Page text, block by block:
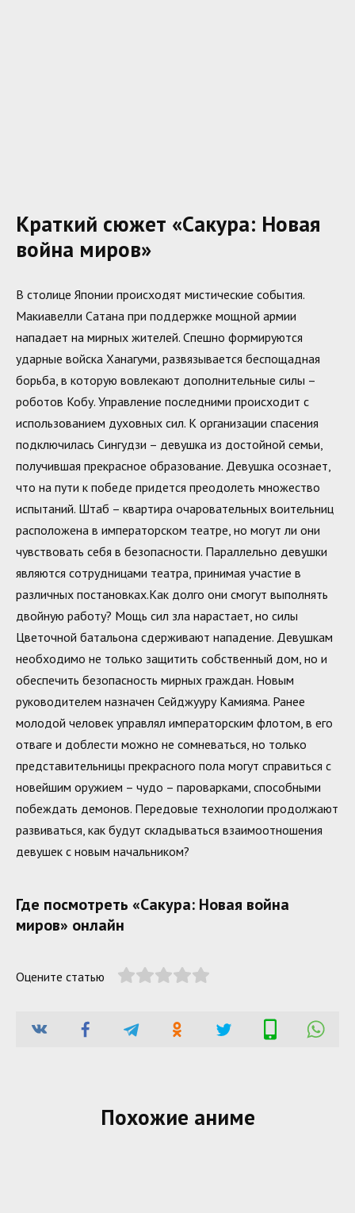
Краткий сюжет «Сакура: Новая
война миров»
В столице Японии происходят мистические события.
Макиавелли Сатана при поддержке мощной армии
нападает на мирных жителей. Спешно формируются
ударные войска Ханагуми, развязывается беспощадная
борьба, в которую вовлекают дополнительные силы –
роботов Кобу. Управление последними происходит с
использованием духовных сил. К организации спасения
подключилась Сингудзи – девушка из достойной семьи,
получившая прекрасное образование. Девушка осознает,
что на пути к победе придется преодолеть множество
испытаний. Штаб – квартира очаровательных воительниц
расположена в императорском театре, но могут ли они
чувствовать себя в безопасности. Параллельно девушки
являются сотрудницами театра, принимая участие в
различных постановках.Как долго они смогут выполнять
двойную работу? Мощь сил зла нарастает, но силы
Цветочной батальона сдерживают нападение. Девушкам
необходимо не только защитить собственный дом, но и
обеспечить безопасность мирных граждан. Новым
руководителем назначен Сейджууру Камияма. Ранее
молодой человек управлял императорским флотом, в его
отваге и доблести можно не сомневаться, но только
представительницы прекрасного пола могут справиться с
новейшим оружием – чудо – пароварками, способными
побеждать демонов. Передовые технологии продолжают
развиваться, как будут складываться взаимоотношения
девушек с новым начальником?
Где посмотреть «Сакура: Новая война
миров» онлайн
Оцените статью
Похожие аниме